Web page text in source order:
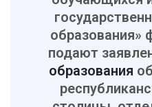
образования»
подают
образования